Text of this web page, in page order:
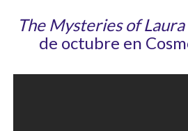
The Mysteries of Laura
de octubre en